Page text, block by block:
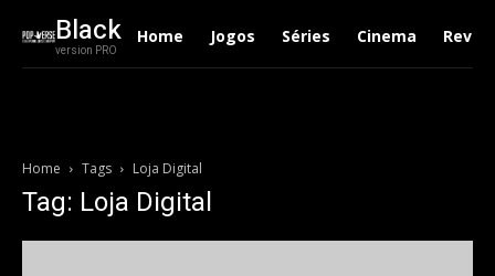
Black
version PRO
Home Jogos Séries Cinema
Home Tags Loja Digital
Tag: Loja Digital